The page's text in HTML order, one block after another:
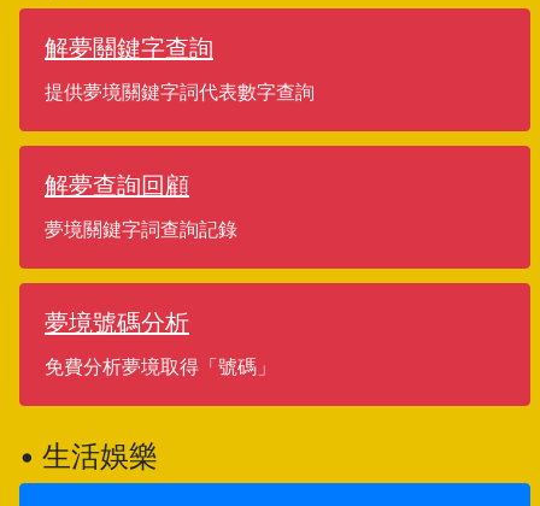
解夢關鍵字查詢
提供夢境關鍵字詞代表數字查詢
解夢查詢回顧
夢境關鍵字詞查詢記錄
夢境號碼分析
免費分析夢境取得「號碼」
• 生活娛樂